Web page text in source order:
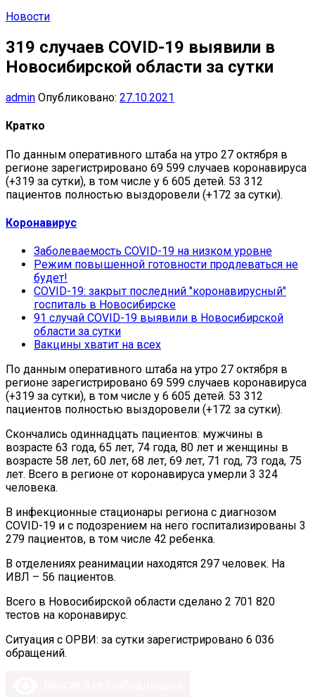
Новости
319 случаев COVID-19 выявили в
Новосибирской области за сутки
admin Опубликовано: 27.10.2021
Кратко
По данным оперативного штаба на утро 27 октября в
регионе зарегистрировано 69 599 случаев коронавируса
(+319 за сутки), в том числе у 6 605 детей. 53 312
пациентов полностью выздоровели (+172 за сутки).
Коронавирус
Заболеваемость COVID-19 на низком уровне
Режим повышенной готовности продлеваться не
будет!
COVID-19: закрыт последний "коронавирусный"
госпиталь в Новосибирске
91 случай COVID-19 выявили в Новосибирской
области за сутки
Вакцины хватит на всех
По данным оперативного штаба на утро 27 октября в
регионе зарегистрировано 69 599 случаев коронавируса
(+319 за сутки), в том числе у 6 605 детей. 53 312
пациентов полностью выздоровели (+172 за сутки).
Скончались одиннадцать пациентов: мужчины в
возрасте 63 года, 65 лет, 74 года, 80 лет и женщины в
возрасте 58 лет, 60 лет, 68 лет, 69 лет, 71 год, 73 года, 75
лет. Всего в регионе от коронавируса умерли 3 324
человека.
В инфекционные стационары региона с диагнозом
COVID-19 и с подозрением на него госпитализированы 3
279 пациентов, в том числе 42 ребенка.
В отделениях реанимации находятся 297 человек. На
ИВЛ – 56 пациентов.
Всего в Новосибирской области сделано 2 701 820
тестов на коронавирус.
Ситуация с ОРВИ: за сутки зарегистрировано 6 036
обращений.